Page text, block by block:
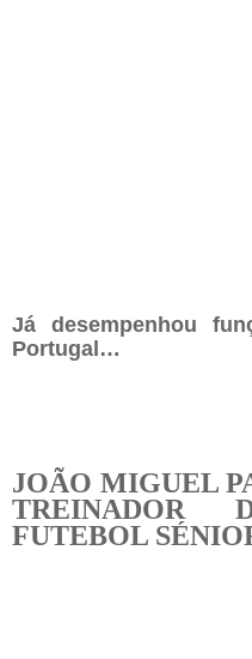
Já desempenhou
Portugal…
JOÃO MIGUEL
TREINADOR
FUTEBOL